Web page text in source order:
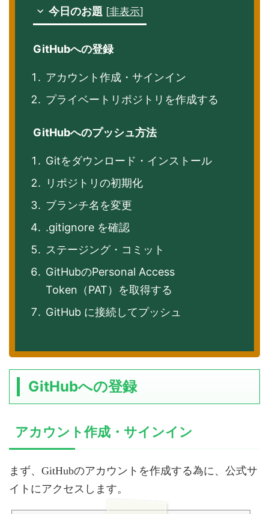
今日のお題 [非表示]
GitHubへの登録
アカウント作成・サインイン
プライベートリポジトリを作成する
GitHubへのプッシュ方法
Gitをダウンロード・インストール
リポジトリの初期化
ブランチ名を変更
.gitignore を確認
ステージング・コミット
GitHubのPersonal Access
Token（PAT）を取得する
GitHub に接続してプッシュ
GitHubへの登録
アカウント作成・サインイン
まず、GitHubのアカウントを作成する為に、公式サ
イトにアクセスします。